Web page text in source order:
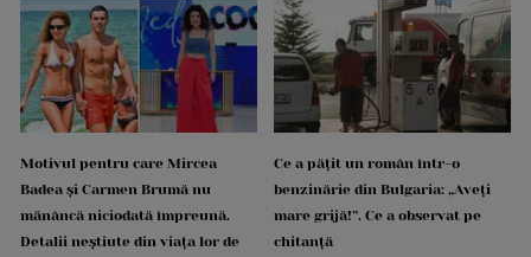
Motivul pentru care Mircea
Badea și Carmen Brumă nu
mănâncă niciodată împreună.
Detalii neștiute din viața lor de
Ce a pățit un român într-o
benzinărie din Bulgaria: „Aveți
mare grijă!”. Ce a observat pe
chitanță